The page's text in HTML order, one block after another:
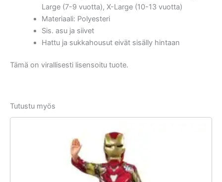
Large (7-9 vuotta), X-Large (10-13 vuotta)
Materiaali: Polyesteri
Sis. asu ja siivet
Hattu ja sukkahousut eivät sisälly hintaan
Tämä on virallisesti lisensoitu tuote.
Tutustu myös